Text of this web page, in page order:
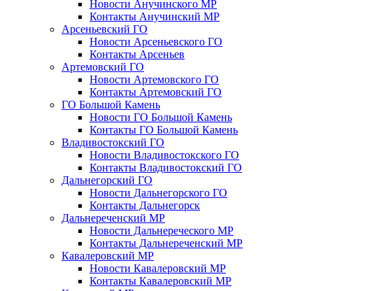
Новости Анучинского МР
Контакты Анучинский МР
Арсеньевский ГО
Новости Арсеньевского ГО
Контакты Арсеньев
Артемовский ГО
Новости Артемовского ГО
Контакты Артемовский ГО
ГО Большой Камень
Новости ГО Большой Камень
Контакты ГО Большой Камень
Владивостокский ГО
Новости Владивостокского ГО
Контакты Владивостокский ГО
Дальнегорский ГО
Новости Дальнегорского ГО
Контакты Дальнегорск
Дальнереченский МР
Новости Дальнереческого МР
Контакты Дальнереченский МР
Кавалеровский МР
Новости Кавалеровский МР
Контакты Кавалеровский МР